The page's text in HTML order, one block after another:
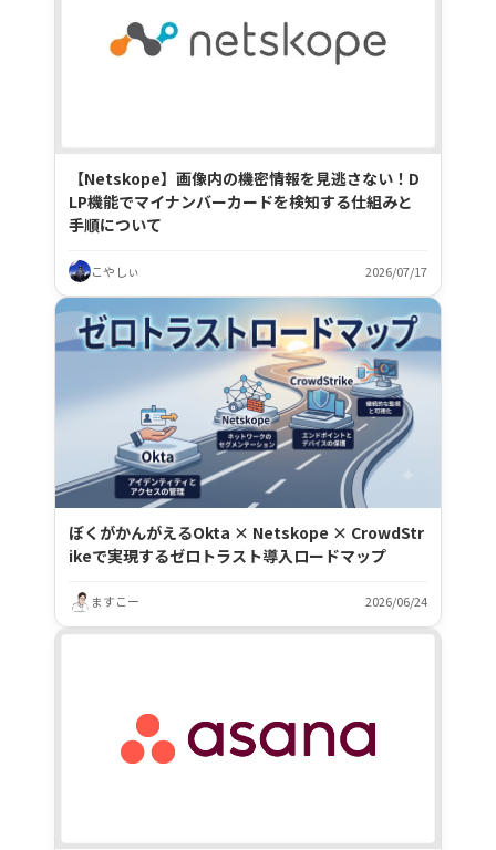
【Netskope】画像内の機密情報を見逃さない！D
LP機能でマイナンバーカードを検知する仕組みと
手順について
こやしぃ 2026/07/17
ぼくがかんがえるOkta × Netskope × CrowdStr
ikeで実現するゼロトラスト導入ロードマップ
ますこー 2026/06/24